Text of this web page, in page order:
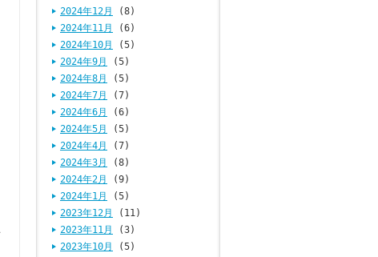
2024年12月
(8)
2024年11月
(6)
2024年10月
(5)
2024年9月
(5)
2024年8月
(5)
2024年7月
(7)
2024年6月
(6)
2024年5月
(5)
2024年4月
(7)
2024年3月
(8)
2024年2月
(9)
2024年1月
(5)
2023年12月
(11)
2023年11月
(3)
2023年10月
(5)